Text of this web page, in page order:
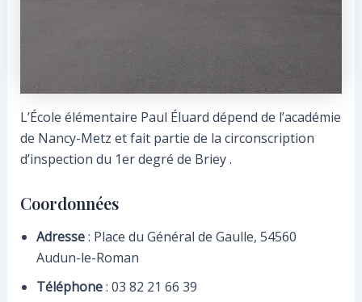
L’École élémentaire Paul Éluard dépend de l’académie
de Nancy-Metz et fait partie de la circonscription
d’inspection du 1er degré de Briey .
Coordonnées
Adresse: Place du Général de Gaulle, 54560
Audun-le-Roman
Téléphone: 03 82 21 66 39